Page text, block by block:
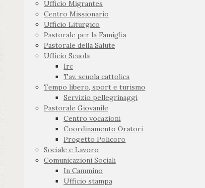
Ufficio Migrantes
Centro Missionario
Ufficio Liturgico
Pastorale per la Famiglia
Pastorale della Salute
Ufficio Scuola
Irc
Tav. scuola cattolica
Tempo libero, sport e turismo
Servizio pellegrinaggi
Pastorale Giovanile
Centro vocazioni
Coordinamento Oratori
Progetto Policoro
Sociale e Lavoro
Comunicazioni Sociali
In Cammino
Ufficio stampa